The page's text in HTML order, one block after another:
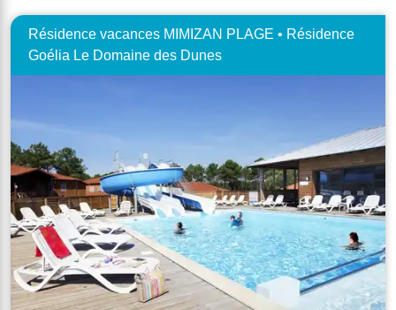
Résidence vacances MIMIZAN PLAGE • Résidence
Goélia Le Domaine des Dunes